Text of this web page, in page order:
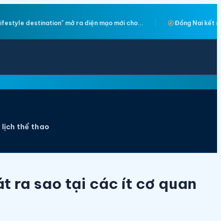
exploreĐồng Nai kết nối các điểm đến hướng tới phát... explore
lịch thể thao
ra sao tại các ít cơ quan